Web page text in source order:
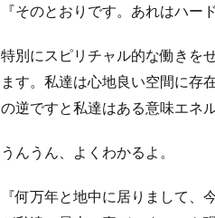
『そのとおりです。あれはハー
特別にスピリチャル的な働きを
ます。私達は心地良い空間に存
の逆ですと私達はある意味エネ
うんうん、よくわかるよ。
『何万年と地中に居りまして